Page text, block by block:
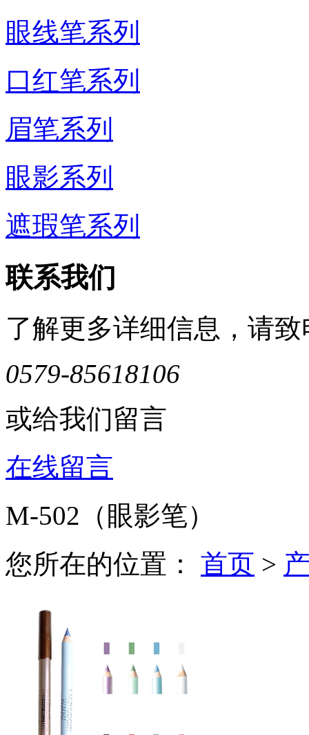
眼线笔系列
口红笔系列
眉笔系列
眼影系列
遮瑕笔系列
联系我们
了解更多详细信息，请致
0579-85618106
或给我们留言
在线留言
M-502（眼影笔）
您所在的位置： 首页 >